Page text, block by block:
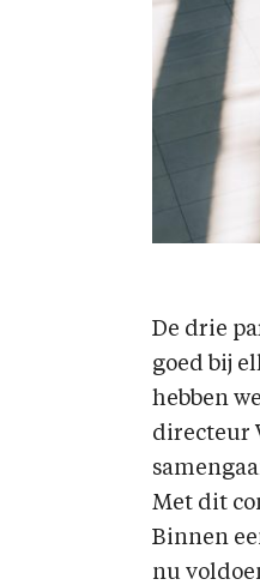
De drie
goed bij
hebben
directeur
Met dit
Binnen
nu